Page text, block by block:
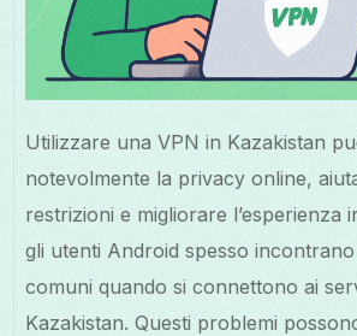
Utilizzare una VPN in Kazakistan
notevolmente la privacy online,
restrizioni e migliorare l’esperienza
gli utenti Android spesso
comuni quando si connettono ai
Kazakistan. Questi problemi